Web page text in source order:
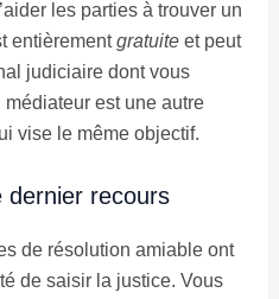
les parties à trouver un
entièrementgratuiteet peut
judiciaire dont vous
est une autre
vise le même objectif.
dernier recours
de résolution amiable ont
de saisir la justice. Vous